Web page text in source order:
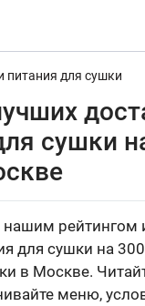
питания для сушки
сушки
нашим рейтингом
для сушки на
в Москве.
меню,